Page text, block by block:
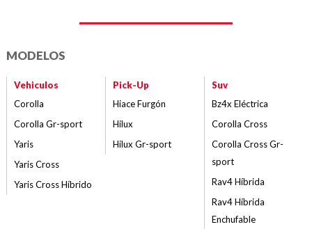
MODELOS
Vehiculos
Corolla
Corolla Gr-sport
Yaris
Yaris Cross
Yaris Cross Híbrido
Pick-Up
Hiace Furgón
Hilux
Hilux Gr-sport
Suv
Bz4x Eléctrica
Corolla Cross
Corolla Cross Gr-
sport
Rav4 Híbrida
Rav4 Híbrida
Enchufable